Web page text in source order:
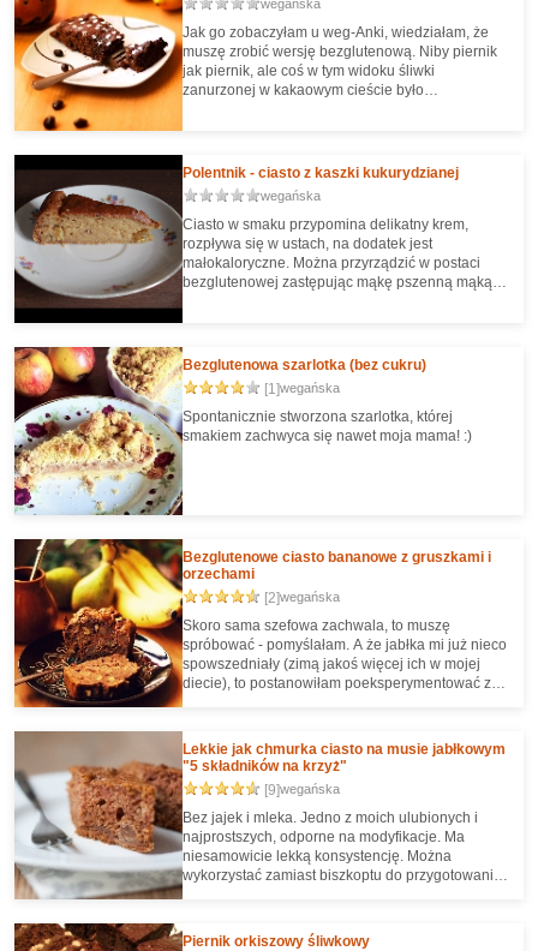
wegańska
Jak go zobaczyłam u weg-Anki, wiedziałam, że
muszę zrobić wersję bezglutenową. Niby piernik
jak piernik, ale coś w tym widoku śliwki
zanurzonej w kakaowym cieście było
czekolada. Smakuje trochę jak bardzo udane
pierniczki z nadzieniem (dawno temu jadłam takie
glutenowe toruńskie, z nadzieniem i w polewie, i
mi się po tym cieście przypomniały).
Polentnik - ciasto z kaszki kukurydzianej
wegańska
Ciasto w smaku przypomina delikatny krem,
rozpływa się w ustach, na dodatek jest
małokaloryczne. Można przyrządzić w postaci
bezglutenowej zastępując mąkę pszenną mąką
Bezglutenowa szarlotka (bez cukru)
[1]wegańska
Spontanicznie stworzona szarlotka, której
smakiem zachwyca się nawet moja mama! :)
Bezglutenowe ciasto bananowe z gruszkami i
orzechami
[2]wegańska
Skoro sama szefowa zachwala, to muszę
spróbować - pomyślałam. A że jabłka mi już nieco
spowszedniały (zimą jakoś więcej ich w mojej
diecie), to postanowiłam poeksperymentować z
istotnych zmian - wyrosło, szybko znika z foremki,
a do tego jest bardzo łatwe.
Lekkie jak chmurka ciasto na musie jabłkowym
"5 składników na krzyż"
[9]wegańska
Bez jajek i mleka. Jedno z moich ulubionych i
najprostszych, odporne na modyfikacje. Ma
niesamowicie lekką konsystencję. Można
wykorzystać zamiast biszkoptu do przygotowania
proste i pyszne ;D
Piernik orkiszowy śliwkowy